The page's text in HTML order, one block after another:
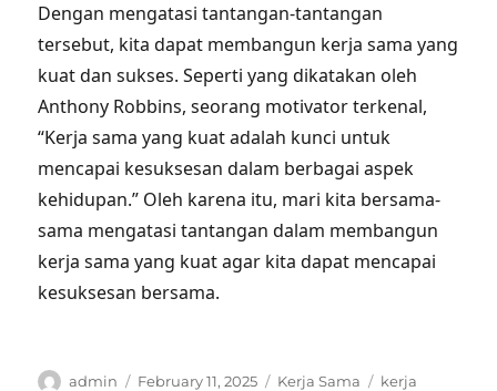
Dengan mengatasi tantangan-tantangan
tersebut, kita dapat membangun kerja sama yang
kuat dan sukses. Seperti yang dikatakan oleh
Anthony Robbins, seorang motivator terkenal,
“Kerja sama yang kuat adalah kunci untuk
mencapai kesuksesan dalam berbagai aspek
kehidupan.” Oleh karena itu, mari kita bersama-
sama mengatasi tantangan dalam membangun
kerja sama yang kuat agar kita dapat mencapai
kesuksesan bersama.
Author
admin
Posted
February 11, 2025 Categories
Kerja Sama Tags
kerja